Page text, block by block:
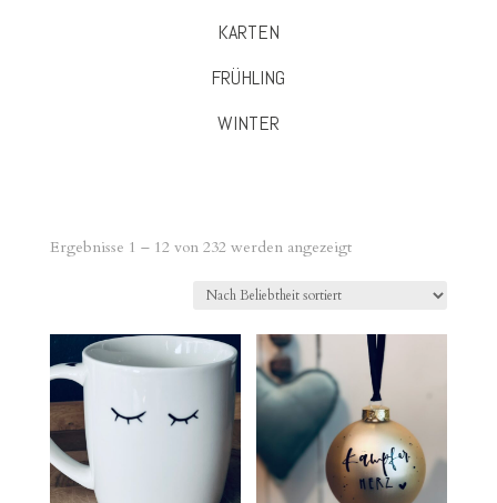
KARTEN
FRÜHLING
WINTER
Ergebnisse 1 – 12 von 232 werden angezeigtNach